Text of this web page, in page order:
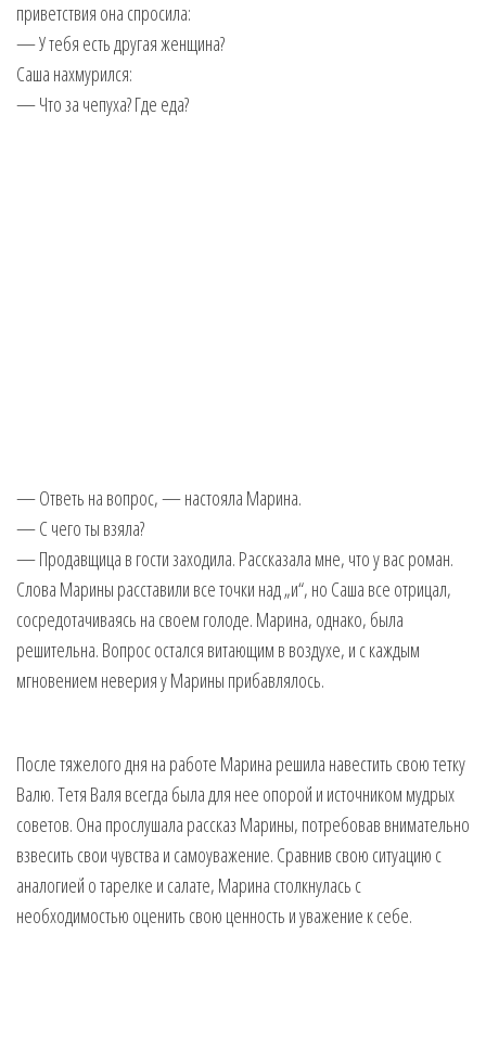
приветствия она спросила:
— У тебя есть другая женщина?
Саша нахмурился:
— Что за чепуха? Где еда?
— Ответь на вопрос, — настояла Марина.
— С чего ты взяла?
— Продавщица в гости заходила. Рассказала мне, что у вас роман.
Слова Марины расставили все точки над „и“, но Саша все отрицал,
сосредотачиваясь на своем голоде. Марина, однако, была
решительна. Вопрос остался витающим в воздухе, и с каждым
мгновением неверия у Марины прибавлялось.
После тяжелого дня на работе Марина решила навестить свою тетку
Валю. Тетя Валя всегда была для нее опорой и источником мудрых
советов. Она прослушала рассказ Марины, потребовав внимательно
взвесить свои чувства и самоуважение. Сравнив свою ситуацию с
аналогией о тарелке и салате, Марина столкнулась с
необходимостью оценить свою ценность и уважение к себе.